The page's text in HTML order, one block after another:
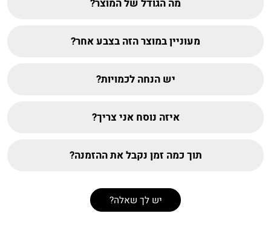
מה הגודל של המוצר?
מעוניין במוצר הזה בצבע אחר?
יש הנחה לכמויות?
איזה נוסח אני צריך?
תוך כמה זמן נקבל את ההזמנה?
יש לך שאלה?